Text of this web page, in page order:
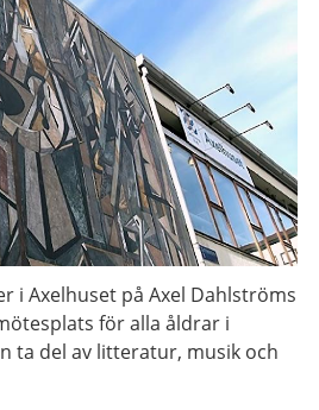
i Axelhuset på Axel Dahlströms
för alla åldrar i
ta del av litteratur, musik och